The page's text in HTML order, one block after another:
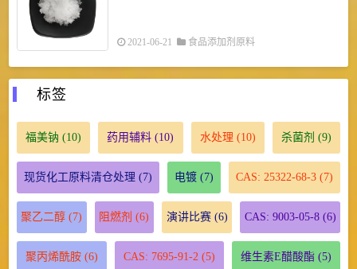
2021-06-21 食品添加剂原料
标签
福美钠 (10) 药用辅料 (10) 水处理 (10) 杀菌剂 (9)
现货化工原料清仓处理 (7) 电镀 (7) CAS: 25322-68-3 (7)
聚乙二醇 (7) 阻燃剂 (6) 演讲比赛(6) CAS: 9003-05-8(6)
聚丙烯酰胺(6) CAS: 7695-91-2 (5) 维生素E醋酸酯 (5)